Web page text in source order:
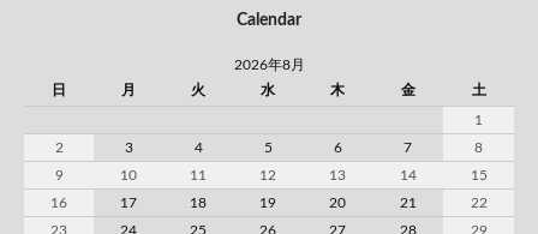
Calendar
2026年8月
日
月 火 水 木 金 土
1
2
3 4 5 6 7
8
9
10 11 12 13 14
15
16
17 18 19 20 21
22
23
24 25 26 27 28
29